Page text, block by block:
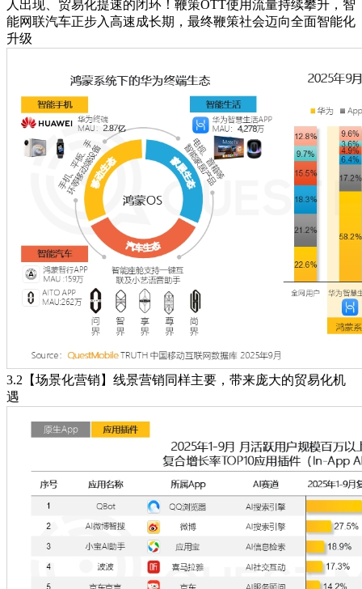
人出现、贸易化提速的闭环！鞭策OTT使用流量持续攀升，智
能网联汽车正步入高速成长期，最终鞭策社会迈向全面智能化
升级
3.2【场景化营销】线景营销同样主要，带来庞大的贸易化机
遇